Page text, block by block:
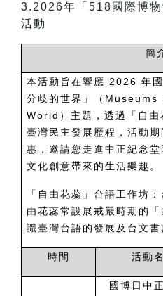
3.2026年「518國際博
活動
簡
本活動旨在響應 2026 年
分歧的世界」（
World）主題，透過「自由
臺灣民主發展歷程，活動
惠，邀請您走進中正紀念
文化創意帶來的生活樂趣。
「自由花蕊」台語工作坊
由花蕊常設展戒嚴時期的
識臺灣台語的發展及台文書
時間 活動
國博日中